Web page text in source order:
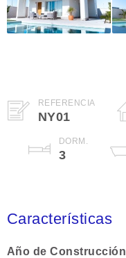
REFERENCIA
NY01
DORM.
3
Características
Año de Construcción